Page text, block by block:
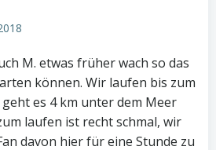
M. etwas früher wach so das
können. Wir laufen bis zum
es 4 km unter dem Meer
laufen ist recht schmal, wir
davon hier für eine Stunde zu